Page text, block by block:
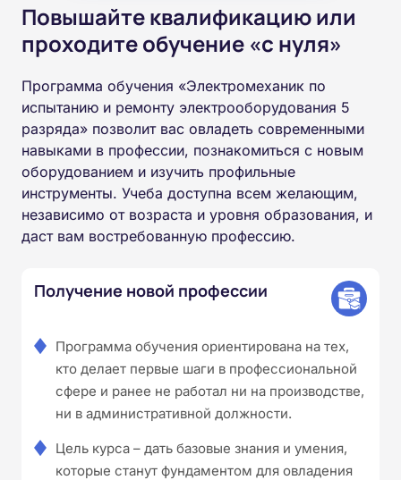
Повышайте квалификацию или
проходите обучение «с нуля»
Программа обучения «Электромеханик по
испытанию и ремонту электрооборудования 5
разряда» позволит вас овладеть современными
навыками в профессии, познакомиться с новым
оборудованием и изучить профильные
инструменты. Учеба доступна всем желающим,
независимо от возраста и уровня образования, и
даст вам востребованную профессию.
Получение новой профессии
Программа обучения ориентирована на тех,
кто делает первые шаги в профессиональной
сфере и ранее не работал ни на производстве,
ни в административной должности.
Цель курса – дать базовые знания и умения,
которые станут фундаментом для овладения